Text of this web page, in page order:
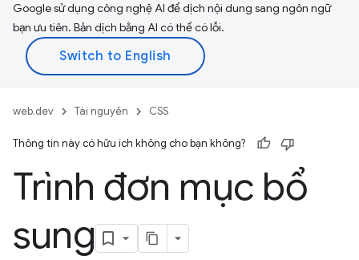
Google sử dụng công nghệ AI để dịch nội dung sang ngôn ngữ
bạn ưu tiên. Bản dịch bằng AI có thể có lỗi.
web.dev Tài nguyên CSS
Thông tin này có hữu ích không cho bạn không?
Trình đơn mục bổ
sung